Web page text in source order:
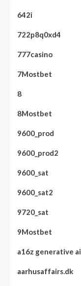
642i
722p8q0xd4
777casino
7Mostbet
8
8Mostbet
9600_prod
9600_prod2
9600_sat
9600_sat2
9720_sat
9Mostbet
a16z generative ai
aarhusaffairs.dk